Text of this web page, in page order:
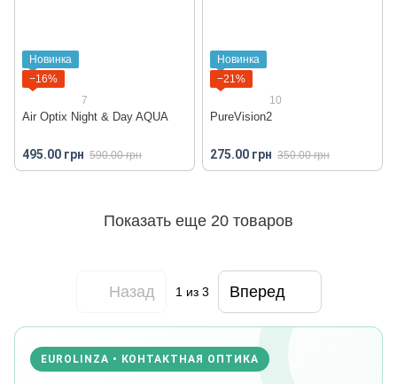
Новинка
−16%
7
Air Optix Night & Day AQUA
495.00 грн 590.00 грн
Новинка
−21%
10
PureVision2
275.00 грн 350.00 грн
Показать еще 20 товаров
Назад 1из 3 Вперед
EUROLINZA • КОНТАКТНАЯ ОПТИКА